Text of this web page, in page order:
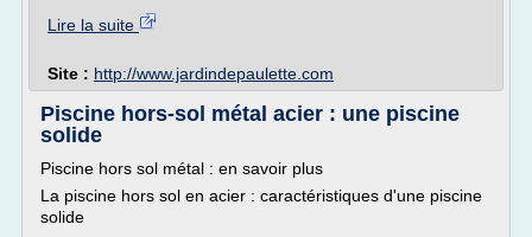
Lire la suite
Site : http://www.jardindepaulette.com
Piscine hors-sol métal acier : une piscine
solide
Piscine hors sol métal : en savoir plus
La piscine hors sol en acier : caractéristiques d'une piscine
solide